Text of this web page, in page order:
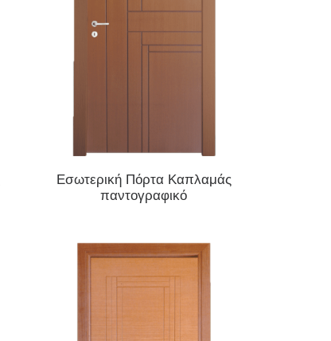
ΔΙΑΒΆΣΤΕ ΠΕΡΙΣΣΌΤΕΡΑ
Εσωτερική Πόρτα Καπλαμάς
παντογραφικό